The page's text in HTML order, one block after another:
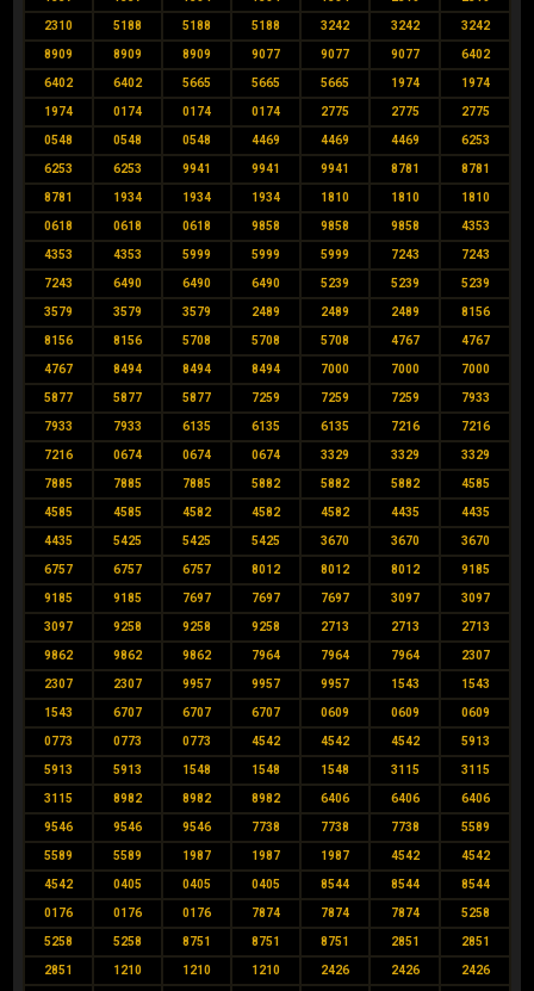
2310 5188 5188 5188 3242 3242 3242
8909 8909 8909 9077 9077 9077 6402
6402 6402 5665 5665 5665 1974 1974
1974 0174 0174 0174 2775 2775 2775
0548 0548 0548 4469 4469 4469 6253
6253 6253 9941 9941 9941 8781 8781
8781 1934 1934 1934 1810 1810 1810
0618 0618 0618 9858 9858 9858 4353
4353 4353 5999 5999 5999 7243 7243
7243 6490 6490 6490 5239 5239 5239
3579 3579 3579 2489 2489 2489 8156
8156 8156 5708 5708 5708 4767 4767
4767 8494 8494 8494 7000 7000 7000
5877 5877 5877 7259 7259 7259 7933
7933 7933 6135 6135 6135 7216 7216
7216 0674 0674 0674 3329 3329 3329
7885 7885 7885 5882 5882 5882 4585
4585 4585 4582 4582 4582 4435 4435
4435 5425 5425 5425 3670 3670 3670
6757 6757 6757 8012 8012 8012 9185
9185 9185 7697 7697 7697 3097 3097
3097 9258 9258 9258 2713 2713 2713
9862 9862 9862 7964 7964 7964 2307
2307 2307 9957 9957 9957 1543 1543
1543 6707 6707 6707 0609 0609 0609
0773 0773 0773 4542 4542 4542 5913
5913 5913 1548 1548 1548 3115 3115
3115 8982 8982 8982 6406 6406 6406
9546 9546 9546 7738 7738 7738 5589
5589 5589 1987 1987 1987 4542 4542
4542 0405 0405 0405 8544 8544 8544
0176 0176 0176 7874 7874 7874 5258
5258 5258 8751 8751 8751 2851 2851
2851 1210 1210 1210 2426 2426 2426